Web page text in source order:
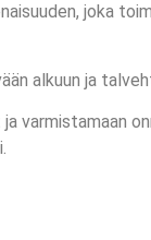
joka
alkuun ja
varmistamaan